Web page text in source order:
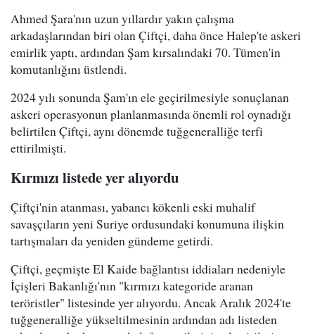
Ahmed Şara'nın uzun yıllardır yakın çalışma
arkadaşlarından biri olan Çiftçi, daha önce Halep'te askeri
emirlik yaptı, ardından Şam kırsalındaki 70. Tümen'in
komutanlığını üstlendi.
2024 yılı sonunda Şam'ın ele geçirilmesiyle sonuçlanan
askeri operasyonun planlanmasında önemli rol oynadığı
belirtilen Çiftçi, aynı dönemde tuğgeneralliğe terfi
ettirilmişti.
Kırmızı listede yer alıyordu
Çiftçi'nin atanması, yabancı kökenli eski muhalif
savaşçıların yeni Suriye ordusundaki konumuna ilişkin
tartışmaları da yeniden gündeme getirdi.
Çiftçi, geçmişte El Kaide bağlantısı iddiaları nedeniyle
İçişleri Bakanlığı'nın "kırmızı kategoride aranan
teröristler" listesinde yer alıyordu. Ancak Aralık 2024'te
tuğgeneralliğe yükseltilmesinin ardından adı listeden